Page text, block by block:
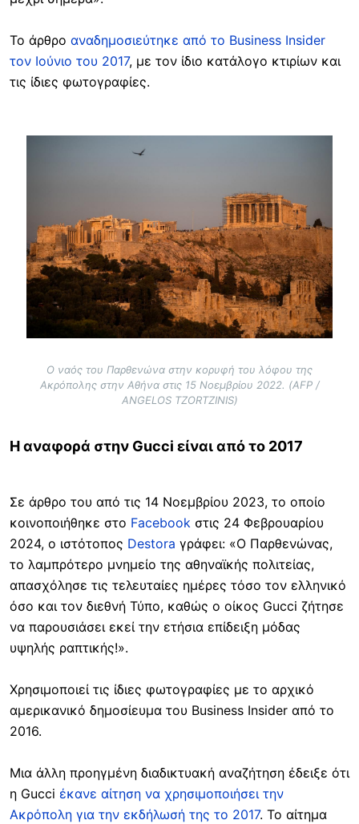
Το άρθρο αναδημοσιεύτηκε από το Business Insider
τον Ιούνιο του 2017, με τον ίδιο κατάλογο κτιρίων και
τις ίδιες φωτογραφίες.
Ο ναός του Παρθενώνα στην κορυφή του λόφου της
Ακρόπολης στην Αθήνα στις 15 Νοεμβρίου 2022. (AFP /
ANGELOS TZORTZINIS)
Η αναφορά στην Gucci είναι από το 2017
Σε άρθρο του από τις 14 Νοεμβρίου 2023, το οποίο
κοινοποιήθηκε στο Facebook στις 24 Φεβρουαρίου
2024, ο ιστότοπος Destora γράφει: «Ο Παρθενώνας,
το λαμπρότερο μνημείο της αθηναϊκής πολιτείας,
απασχόλησε τις τελευταίες ημέρες τόσο τον ελληνικό
όσο και τον διεθνή Τύπο, καθώς ο οίκος Gucci ζήτησε
να παρουσιάσει εκεί την ετήσια επίδειξη μόδας
υψηλής ραπτικής!».
Χρησιμοποιεί τις ίδιες φωτογραφίες με το αρχικό
αμερικανικό δημοσίευμα του Business Insider από το
2016.
Μια άλλη προηγμένη διαδικτυακή αναζήτηση έδειξε ότι
η Gucci έκανε αίτηση να χρησιμοποιήσει την
Ακρόπολη για την εκδήλωσή της το 2017. Το αίτημα